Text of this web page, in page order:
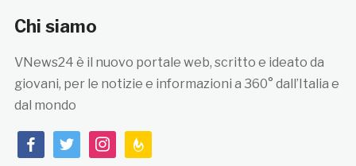
Chi siamo
VNews24 è il nuovo portale web, scritto e ideato da
giovani, per le notizie e informazioni a 360° dall’Italia e
dal mondo
facebooktwitterinstagramfeedburner